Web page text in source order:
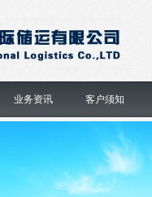
业务资讯 客户须知